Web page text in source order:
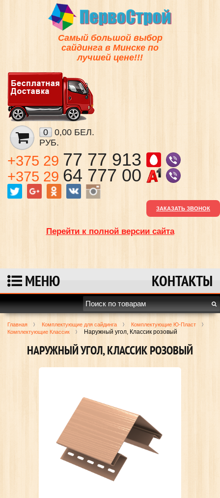
Самый большой выбор
сайдинга в Минске по
лучшей цене!!!
0
0,00 БЕЛ.
РУБ.
+375 29 77 77 913
+375 29 64 777 00
ЗАКАЗАТЬ ЗВОНОК
Перейти к полной версии сайта
МЕНЮ КОНТАКТЫ
Главная Комплектующие для сайдинга
Комплектующие Ю-Пласт
Комплектующие Классик
Наружный угол, Классик розовый
НАРУЖНЫЙ УГОЛ, КЛАССИК РОЗОВЫЙ